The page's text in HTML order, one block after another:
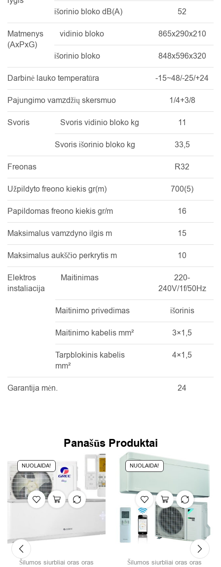
išorinio bloko dB(A)
52
Matmenys
(AxPxG)
vidinio bloko 865x290x210
išorinio bloko 848x596x320
Darbinė lauko temperatūra -15~48/-25/+24
Pajungimo vamzdžių skersmuo 1/4+3/8
Svoris Svoris vidinio bloko kg 11
Svoris išorinio bloko kg 33,5
Freonas R32
Užpildyto freono kiekis gr(m) 700(5)
Papildomas freono kiekis gr/m 16
Maksimalus vamzdyno ilgis m 15
Maksimalus aukščio perkrytis m 10
Elektros
instaliacija
Maitinimas
220-
240V/1f/50Hz
Maitinimo privedimas išorinis
Maitinimo kabelis mm² 3×1,5
Tarpblokinis kabelis
mm²
4×1,5
Garantija mėn. 24
Panašūs Produktai
NUOLAIDA!
Šilumos siurbliai oras oras
NUOLAIDA!
Šilumos siurbliai oras oras